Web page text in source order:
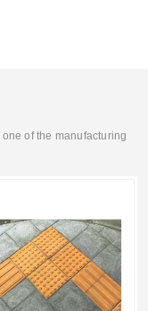
of the manufacturing